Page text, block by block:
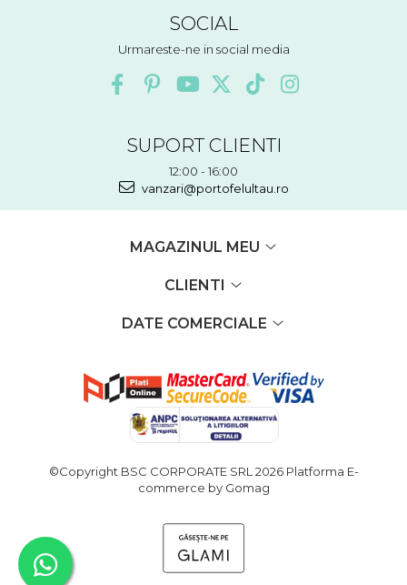
SOCIAL
Urmareste-ne in social media
SUPORT CLIENTI
12:00 - 16:00
vanzari@portofelultau.ro
MAGAZINUL MEU
CLIENTI
DATE COMERCIALE
©Copyright BSC CORPORATE SRL 2026 Platforma E-
commerce by Gomag